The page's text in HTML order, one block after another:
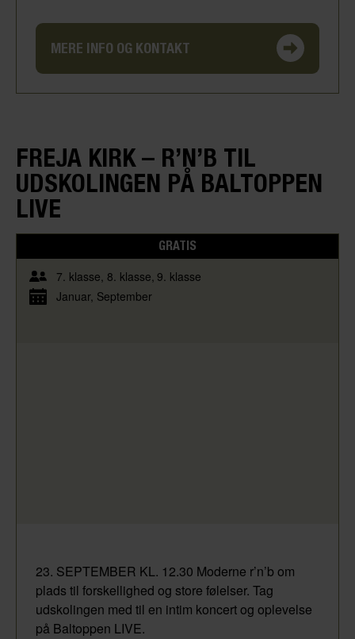
MERE INFO OG KONTAKT
FREJA KIRK – R’N’B TIL
UDSKOLINGEN PÅ BALTOPPEN
LIVE
GRATIS
7. klasse 8. klasse 9. klasse
Januar September
23. SEPTEMBER KL. 12.30 Moderne r’n’b om
plads til forskellighed og store følelser. Tag
udskolingen med til en intim koncert og oplevelse
på Baltoppen LIVE.